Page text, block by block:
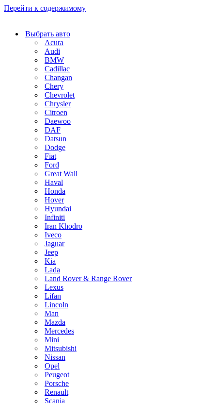
Перейти к содержимому
Выбрать авто
Acura
Audi
BMW
Cadillac
Changan
Chery
Chevrolet
Chrysler
Citroen
Daewoo
DAF
Datsun
Dodge
Fiat
Ford
Great Wall
Haval
Honda
Hover
Hyundai
Infiniti
Iran Khodro
Iveco
Jaguar
Jeep
Kia
Lada
Land Rover & Range Rover
Lexus
Lifan
Lincoln
Man
Mazda
Mercedes
Mini
Mitsubishi
Nissan
Opel
Peugeot
Porsche
Renault
Scania